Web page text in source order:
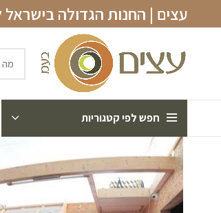
עצים | החנות הגדולה
חפש לפי קטגוריות